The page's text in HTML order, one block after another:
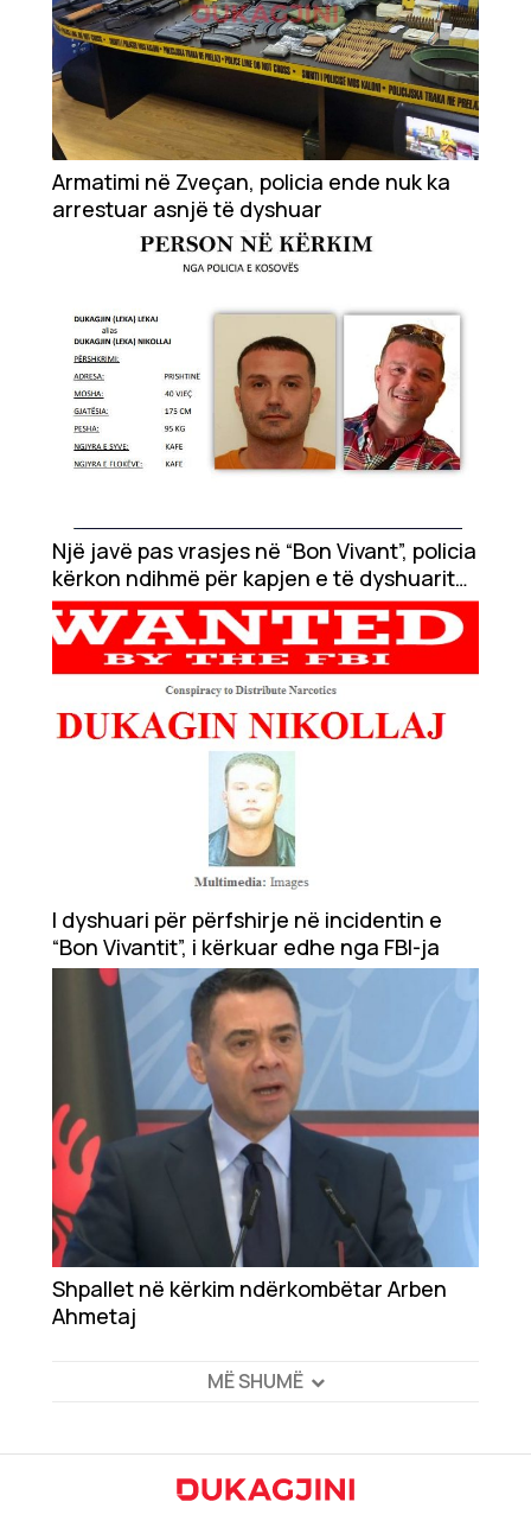
Armatimi në Zveçan, policia ende nuk ka
arrestuar asnjë të dyshuar
Një javë pas vrasjes në “Bon Vivant”, policia
kërkon ndihmë për kapjen e të dyshuarit
Dukagjin Nikollaj
I dyshuari për përfshirje në incidentin e
“Bon Vivantit”, i kërkuar edhe nga FBI-ja
Shpallet në kërkim ndërkombëtar Arben
Ahmetaj
MË SHUMË